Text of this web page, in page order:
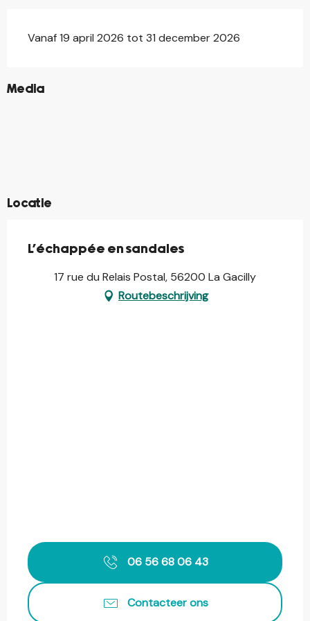
Vanaf 19 april 2026 tot 31 december 2026
Media
©
©
Locatie
L'échappée en sandales
17 rue du Relais Postal, 56200 La Gacilly
Routebeschrijving
06 56 68 06 43
Contacteer ons